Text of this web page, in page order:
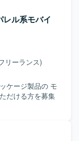
レル系モバイ
リーランス)
ケージ製品の モ
だける方を募集